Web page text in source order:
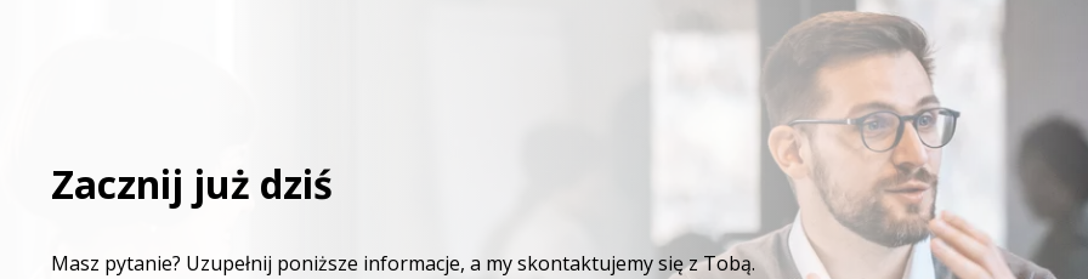
Zacznij już dziś
Masz pytanie? Uzupełnij poniższe informacje, a my skontaktujemy się z Tobą.